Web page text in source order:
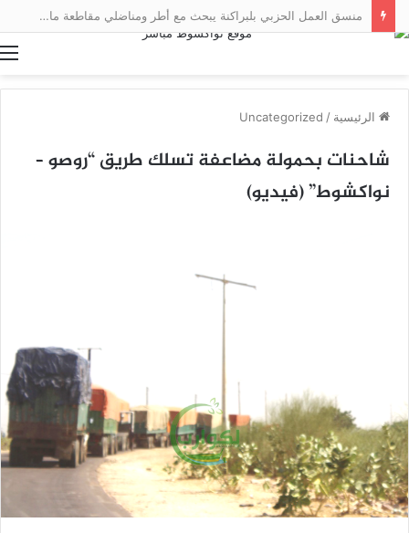
منسق العمل الحزبي بلبراكنة يبحث مع أطر ومناضلي مقاطعة مال سبل تعزيز العمل التنظيمي
الرئيسية /
Uncategorized
شاحنات بحمولة مضاعفة تسلك طريق “روصو –
نواكشوط” (فيديو)